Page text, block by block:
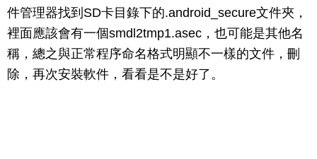
件管理器找到SD卡目錄下的.android_secure文件夾，
裡面應該會有一個smdl2tmp1.asec，也可能是其他名
稱，總之與正常程序命名格式明顯不一樣的文件，刪
除，再次安裝軟件，看看是不是好了。